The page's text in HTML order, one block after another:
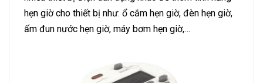
hẹn giờ cho thiết bị như: ổ cắm hẹn giờ, đèn hẹn giờ,
ấm đun nước hẹn giờ, máy bơm hẹn giờ,…